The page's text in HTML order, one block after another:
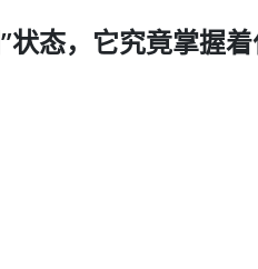
态，它究竟掌握着